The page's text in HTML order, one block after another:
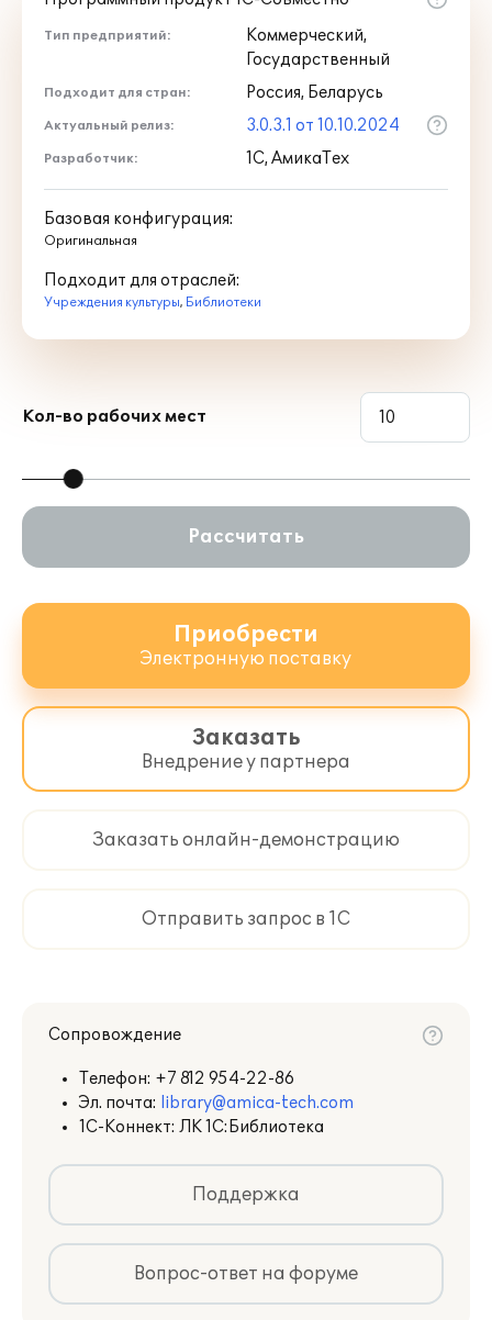
Тип предприятий:
Коммерческий,
Государственный
Подходит для стран: Россия, Беларусь
Актуальный релиз: 3.0.3.1 от 10.10.2024
Разработчик: 1С, АмикаТех
Базовая конфигурация:
Оригинальная
Подходит для отраслей:
Учреждения культуры, Библиотеки
Кол-во рабочих мест
Рассчитать
Приобрести
Электронную поставку
Заказать
Внедрение у партнера
Заказать онлайн-демонстрацию
Отправить запрос в 1С
Сопровождение
Телефон: +7 812 954-22-86
Эл. почта: library@amica-tech.com
1С-Коннект: ЛК 1С:Библиотека
Поддержка
Вопрос-ответ на форуме